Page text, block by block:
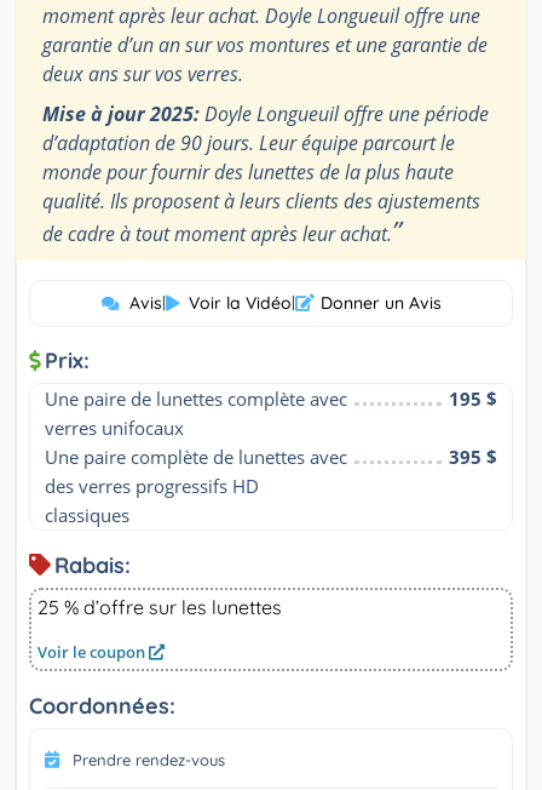
moment après leur achat. Doyle Longueuil offre une
garantie d’un an sur vos montures et une garantie de
deux ans sur vos verres.
Mise à jour 2025:Doyle Longueuil offre une période
d’adaptation de 90 jours. Leur équipe parcourt le
monde pour fournir des lunettes de la plus haute
qualité. Ils proposent à leurs clients des ajustements
de cadre à tout moment après leur achat.”
Avis| Voir la Vidéo| Donner un Avis
Prix:
Une paire de lunettes complète avec
verres unifocaux
195 $
Une paire complète de lunettes avec
des verres progressifs HD
classiques
395 $
Rabais:
25 % d’offre sur les lunettes
Voir le coupon
Coordonnées:
Prendre rendez-vous